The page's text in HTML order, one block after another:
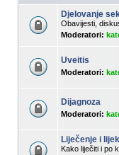
Djelovanje
Obavijesti,
Moderatori:
Uveitis
Moderatori:
Dijagnoza
Moderatori:
Liječenje i
Kako liječiti i po